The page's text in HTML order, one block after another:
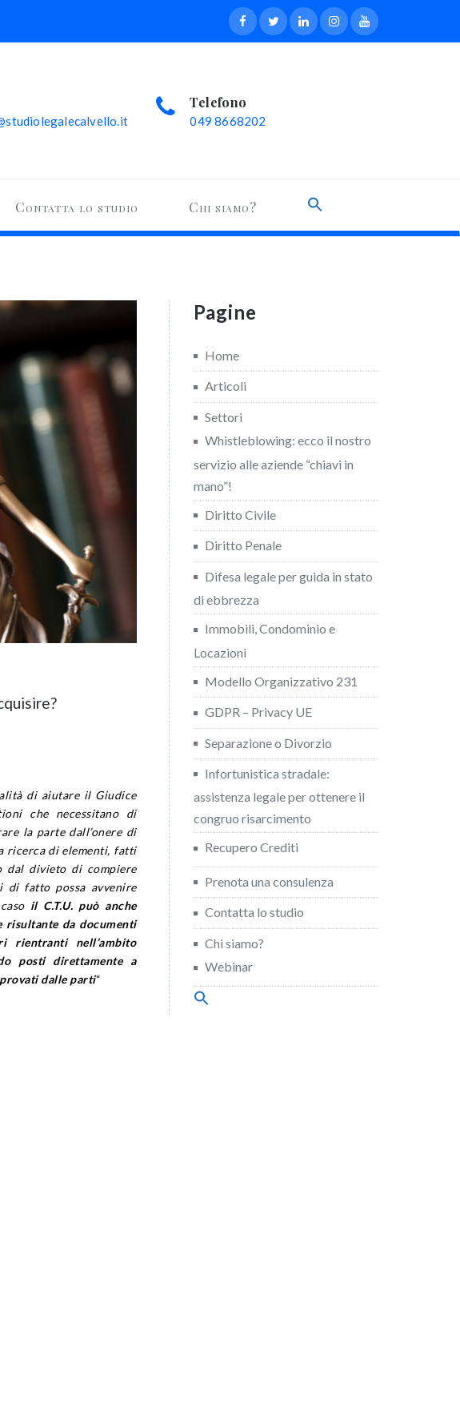
Telefono
049 8668202
Contatta lo studio Chi siamo?
di aiutare il Giudice
che necessitano di
la parte dall’onere di
ricerca di elementi, fatti
dal divieto di compiere
di fatto possa avvenire
il C.T.U. può anche
risultante da documenti
nell’ambito
posti direttamente a
provati dalle parti“
Pagine
Home
Articoli
Settori
Whistleblowing: ecco il nostro
servizio alle aziende “chiavi in
mano”!
Diritto Civile
Diritto Penale
Difesa legale per guida in stato
di ebbrezza
Immobili, Condominio e
Locazioni
Modello Organizzativo 231
GDPR – Privacy UE
Separazione o Divorzio
Infortunistica stradale:
assistenza legale per ottenere il
congruo risarcimento
Recupero Crediti
Prenota una consulenza
Contatta lo studio
Chi siamo?
Webinar